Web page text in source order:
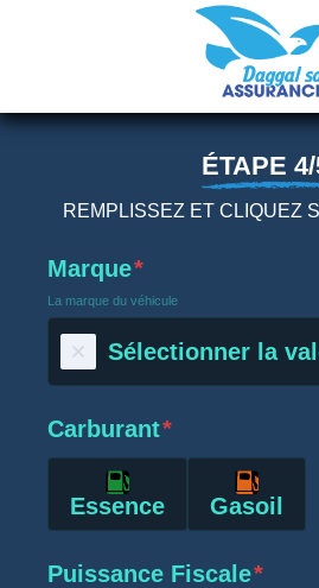
ÉTAPE
REMPLISSEZ ET CLIQUEZ
Marque*
La marque du véhicule
Sélectionner la
Carburant*
Essence Gasoil
Puissance Fiscale*